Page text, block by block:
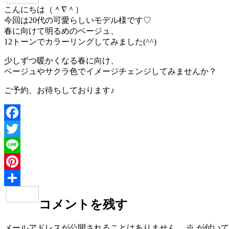
有
こんにちは（＾∇＾）
今回は20代の可愛らしいモデル様です♡
春に向けて明るめのベージュ、
12トーンでカラーリングしてみました(^^)
少しずつ暖かくなる春に向け、
ベージュやサクラ色でイメージチェンジしてみませんか？
ご予約、お待ちしております♪
Facebook
Twitter
Line
Pinterest
有
コメントを残す